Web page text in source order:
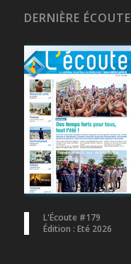
DERNIÈRE ÉCOUTE
L'Écoute #179
Édition : Eté 2026